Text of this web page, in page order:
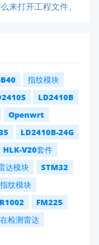
来打开工程文件。
指纹模块
LD2410B
Openwrt
LD2410B-24G
HLK-V20套件
达模块
STM32
纹模块
FM225
检测雷达